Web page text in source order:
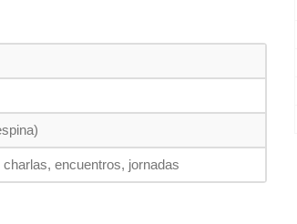
encuentros, jornadas